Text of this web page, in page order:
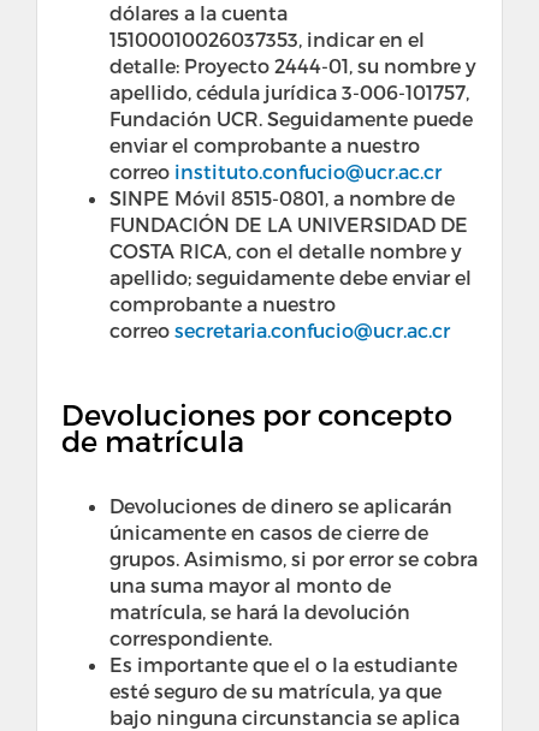
dólares a la cuenta
15100010026037353, indicar en el
detalle: Proyecto 2444-01, su nombre y
apellido, cédula jurídica 3-006-101757,
Fundación UCR. Seguidamente puede
enviar el comprobante a nuestro
correo instituto.confucio@ucr.ac.cr
SINPE Móvil 8515-0801, a nombre de
FUNDACIÓN DE LA UNIVERSIDAD DE
COSTA RICA, con el detalle nombre y
apellido; seguidamente debe enviar el
comprobante a nuestro
correo secretaria.confucio@ucr.ac.cr
Devoluciones por concepto
de matrícula
Devoluciones de dinero se aplicarán
únicamente en casos de cierre de
grupos. Asimismo, si por error se cobra
una suma mayor al monto de
matrícula, se hará la devolución
correspondiente.
Es importante que el o la estudiante
esté seguro de su matrícula, ya que
bajo ninguna circunstancia se aplica